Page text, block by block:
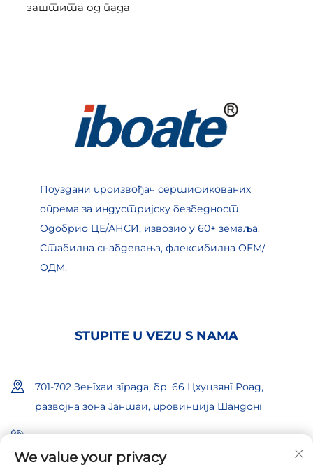
заштита од пада
Поуздани произвођач сертификованих
опрема за индустријску безбедност.
Одобрио ЦЕ/АНСИ, извозио у 60+ земаља.
Стабилна снабдевања, флексибилна ОЕМ/
ОДМ.
STUPITE U VEZU S NAMA
701-702 Зенгхаи зграда, бр. 66 Цхуцзянг Роад,
развојна зона Јантаи, провинција Шандонг
+86-18865557722
We value your privacy